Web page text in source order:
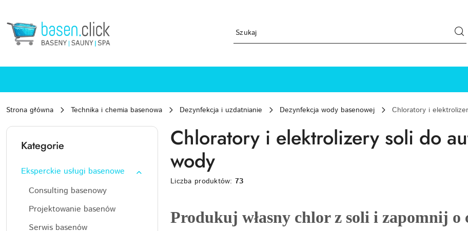
Strona główna Technika i chemia basenowa Dezynfekcja i uzdatnianie Dezynfekcja wody basenowej Chloratory i
Kategorie
Eksperckie usługi basenowe
Consulting basenowy
Projektowanie basenów
Serwis basenów
Chloratory i elektrolizery soli do
wody
Liczba produktów:73
Produkuj własny chlor z soli i zapomnij